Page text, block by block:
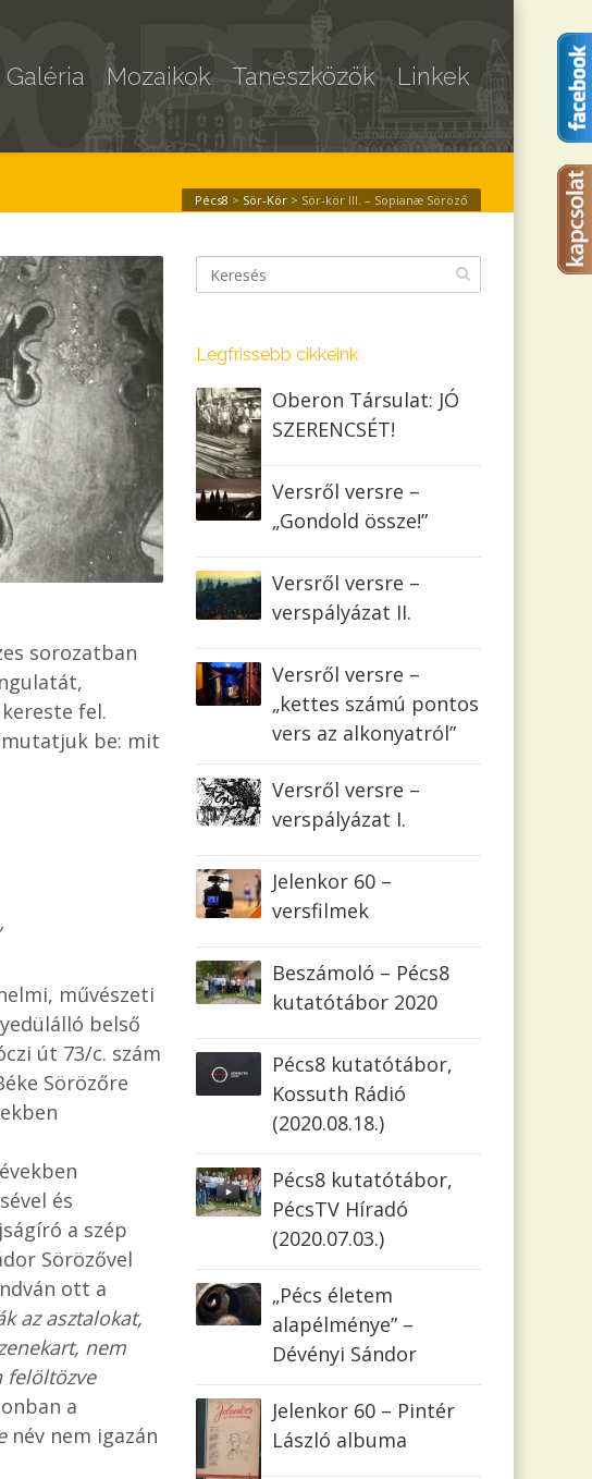
Galéria Mozaikok Taneszközök Linkek
Pécs8 > Sör-Kör > Sör-kör III. – Sopianæ Söröző
sorozatban
fel.
mutatjuk be: mit
művészeti
belső
út 73/c. szám
Sörözőre
és
a szép
Sörözővel
ott a
az asztalokat,
nem
felöltözve
a
név nem igazán
Legfrissebb cikkeink
Oberon Társulat: JÓ
SZERENCSÉT!
Versről versre –
„Gondold össze!”
Versről versre –
verspályázat II.
Versről versre –
„kettes számú pontos
vers az alkonyatról”
Versről versre –
verspályázat I.
Jelenkor 60 –
versfilmek
Beszámoló – Pécs8
kutatótábor 2020
Pécs8 kutatótábor,
Kossuth Rádió
(2020.08.18.)
Pécs8 kutatótábor,
PécsTV Híradó
(2020.07.03.)
„Pécs életem
alapélménye” –
Dévényi Sándor
Jelenkor 60 – Pintér
László albuma